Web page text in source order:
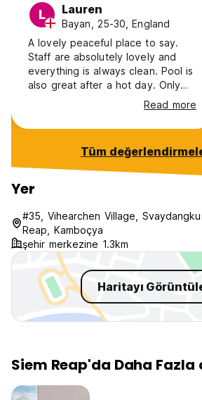
L Lauren
Bayan, 25-30, England
A lovely peaceful place to say.
Staff are absolutely lovely and
everything is always clean. Pool is
also great after a hot day. Only
negatives were that our toilets in
the dorm had no toilet roll most of
the time and the aircon wasn't
Read more
Tüm
Yer
#35, Vihearchen Village,
Reap, Kamboçya
şehir merkezine 1.3km
Haritayı
Siem Reap'da Daha Fazla